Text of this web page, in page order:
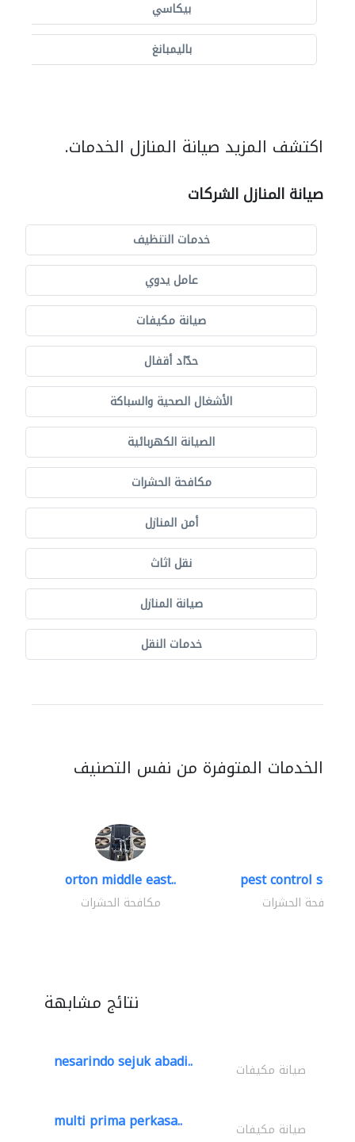
بيكاسي
باليمبانغ
اكتشف المزيد صيانة المنازل الخدمات.
صيانة المنازل الشركات
خدمات التنظيف
عامل يدوي
صيانة مكيفات
حدّاد أقفال
الأشغال الصحية والسباكة
الصيانة الكهربائية
مكافحة الحشرات
أمن المنازل
نقل اثاث
صيانة المنازل
خدمات النقل
الخدمات المتوفرة من نفس التصنيف
orton middle east..
مكافحة الحشرات
pest control
مكافحة الحشرات
نتائج مشابهة
nesarindo sejuk abadi.. صيانة مكيفات
multi prima perkasa.. صيانة مكيفات